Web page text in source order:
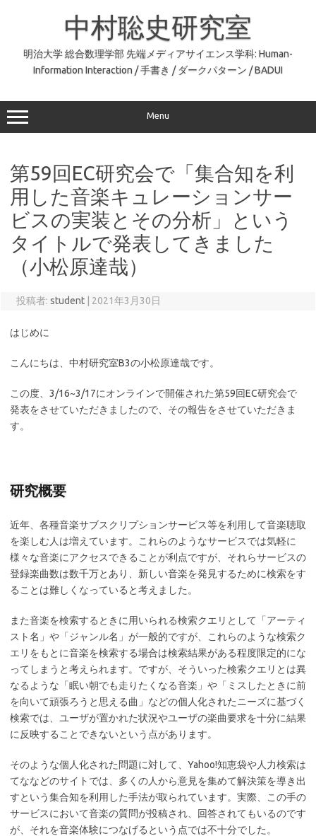
中村聡史研究室
明治大学 総合数理学部 先端メディアサイエンス学科: Human-
Information Interaction / 手書き / ダークパターン / BADUI
Menu
第59回EC研究会で「集合知を利
用した音楽キュレーションサー
ビスの実装とその分析」という
タイトルで発表してきました
（小松原達哉）
投稿者: student 2021年3月30日
はじめに
こんにちは、中村研究室B3の小松原達哉です。
この度、3/16~3/17にオンラインで開催された第59回EC研究会で
発表をさせていただきましたので、その報告をさせていただきま
す。
研究概要
近年、各種音楽サブスクリプションサービス等を利用して音楽聴取
を楽しむ人は増えています。これらのようなサービスでは気軽に
様々な音楽にアクセスできることが利点ですが、それらサービスの
登録楽曲数は数千万とあり、新しい音楽を発見するために検索をす
ることは難しくなっていると考えました。
また音楽を検索するときに用いられる検索クエリとして「アーティ
スト名」や「ジャンル名」が一般的ですが、これらのような検索ク
エリをもとに音楽を検索する場合は検索結果がある程度限定的にな
ってしまうと考えられます。ですが、そういった検索クエリとは異
なるような「眠い朝でも走りたくなる音楽」や「ミスしたときに前
を向いて頑張ろうと思える曲」などの個人化されたニーズに基づく
検索では、ユーザが置かれた状況やユーザの楽曲要求を十分に結果
に反映することできないという点があります。
そのような個人化された問題に対して、Yahoo!知恵袋や人力検索は
てななどのサイトでは、多くの人から意見を集めて解決策を導き出
すという集合知を利用した手法が取られています。実際、この手の
サービスにおいて音楽の質問が投稿され、回答されてもいるのです
が、それを音楽体験につなげるという点では不十分でした。